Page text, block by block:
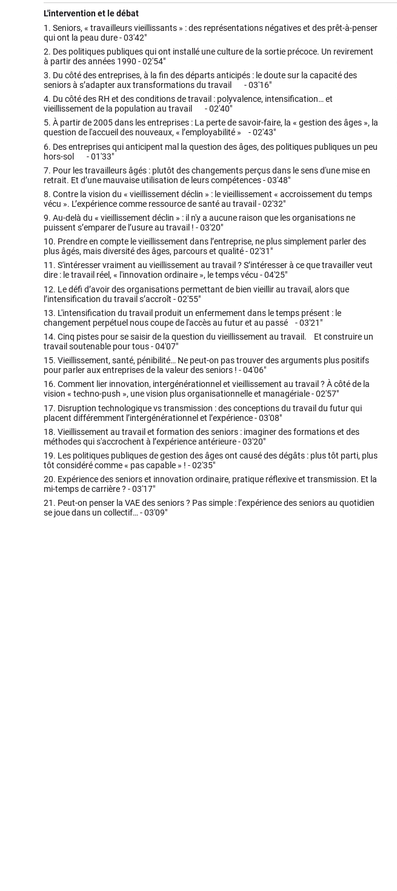
L'intervention et le débat
1. Seniors, « travailleurs vieillissants » : des représentations négatives et des prêt-à-penser
qui ont la peau dure -03'42"
2. Des politiques publiques qui ont installé une culture de la sortie précoce. Un revirement
à partir des années 1990 -02'54"
3. Du côté des entreprises, à la fin des départs anticipés : le doute sur la capacité des
seniors à s’adapter aux transformations du travail -03'16"
4. Du côté des RH et des conditions de travail : polyvalence, intensification… et
vieillissement de la population au travail -02'40"
5. À partir de 2005 dans les entreprises : La perte de savoir-faire, la « gestion des âges », la
question de l'accueil des nouveaux, « l’employabilité » -02'43"
6. Des entreprises qui anticipent mal la question des âges, des politiques publiques un peu
hors-sol -01'33"
7. Pour les travailleurs âgés : plutôt des changements perçus dans le sens d'une mise en
retrait. Et d’une mauvaise utilisation de leurs compétences -03'48"
8. Contre la vision du « vieillissement déclin » : le vieillissement « accroissement du temps
vécu ». L’expérience comme ressource de santé au travail -02'32"
9. Au-delà du « vieillissement déclin » : il n'y a aucune raison que les organisations ne
puissent s’emparer de l’usure au travail ! -03'20"
10. Prendre en compte le vieillissement dans l’entreprise, ne plus simplement parler des
plus âgés, mais diversité des âges, parcours et qualité -02'31"
11. S'intéresser vraiment au vieillissement au travail ? S’intéresser à ce que travailler veut
dire : le travail réel, « l'innovation ordinaire », le temps vécu -04'25"
12. Le défi d’avoir des organisations permettant de bien vieillir au travail, alors que
l’intensification du travail s’accroît -02'55"
13. L'intensification du travail produit un enfermement dans le temps présent : le
changement perpétuel nous coupe de l'accès au futur et au passé -03'21"
14. Cinq pistes pour se saisir de la question du vieillissement au travail. Et construire un
travail soutenable pour tous -04'07"
15. Vieillissement, santé, pénibilité… Ne peut-on pas trouver des arguments plus positifs
pour parler aux entreprises de la valeur des seniors ! -04'06"
16. Comment lier innovation, intergénérationnel et vieillissement au travail ? À côté de la
vision « techno-push », une vision plus organisationnelle et managériale -02'57"
17. Disruption technologique vs transmission : des conceptions du travail du futur qui
placent différemment l’intergénérationnel et l’expérience -03'08"
18. Vieillissement au travail et formation des seniors : imaginer des formations et des
méthodes qui s'accrochent à l’expérience antérieure -03'20"
19. Les politiques publiques de gestion des âges ont causé des dégâts : plus tôt parti, plus
tôt considéré comme « pas capable » ! -02'35"
20. Expérience des seniors et innovation ordinaire, pratique réflexive et transmission. Et la
mi-temps de carrière ? -03'17"
21. Peut-on penser la VAE des seniors ? Pas simple : l’expérience des seniors au quotidien
se joue dans un collectif… -03'09"